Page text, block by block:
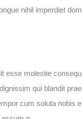
nihil imperdiet
esse molestie
qui blandit
cum soluta nobis